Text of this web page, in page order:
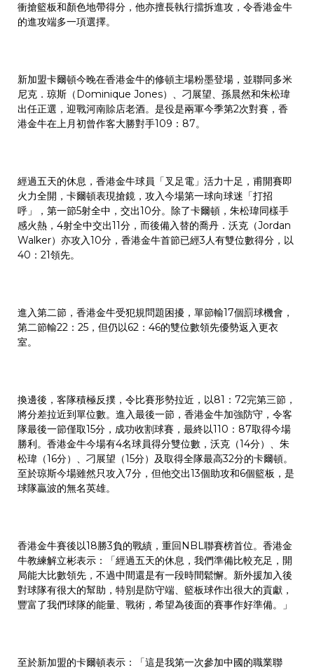
衝搶籃板和顏色地帶得分，他亦擅長執行擋拆進攻，令香港金牛
的進攻端多一項選擇。
新加盟卡爾頓今晚在香港金牛的修頓主場粉墨登場，並聯同多米
尼克．琼斯（Dominique Jones）、刁展望、孫晨然和朱松瑋
出任正選，迎戰河南賒店老酒。是役是兩軍今季第2次對賽，香
港金牛在上月初曾作客大勝對手109：87。
經過五天的休息，香港金牛球員「叉足電」活力十足，甫開賽即
火力全開，卡爾頓表現搶鏡，攻入今場第一球向球迷「打招
呼」，第一節5射全中，交出10分。除了卡爾頓，朱松瑋同樣手
感火熱，4射全中交出11分，而後備入替的喬丹．沃克（Jordan
Walker）亦攻入10分，香港金牛首節已經3人有雙位數得分，以
40：21領先。
進入第二節，香港金牛受犯規問題困擾，單節輸17個罰球機會，
第二節輸22：25，但仍以62：46的雙位數領先優勢返入更衣
室。
換邊後，客隊積極反撲，令比賽形勢拉近，以81：72完第三節，
將分差拉近到單位數。進入最後一節，香港金牛加強防守，令客
隊最後一節僅取15分，成功收割球賽，最終以110：87取得今場
勝利。香港金牛今場有4名球員得分雙位數，沃克（14分）、朱
松瑋（16分）、刁展望（15分）及取得全隊最高32分的卡爾頓。
至於琼斯今場雖然只攻入7分，但他交出13個助攻和6個籃板，是
球隊贏波的無名英雄。
香港金牛賽後以18勝3負的戰績，重回NBL聯賽榜首位。香港金
牛教練解立彬表示：「經過五天的休息，我們準備比較充足，開
局能大比數領先，不過中間還是有一段時間鬆懈。新外援加入後
對球隊有很大的幫助，特別是防守端、籃板球作出很大的貢獻，
豐富了我們球隊的能量、戰術，希望為後面的賽事作好準備。」
至於新加盟的卡爾頓表示：「這是我第一次參加中國的職業聯